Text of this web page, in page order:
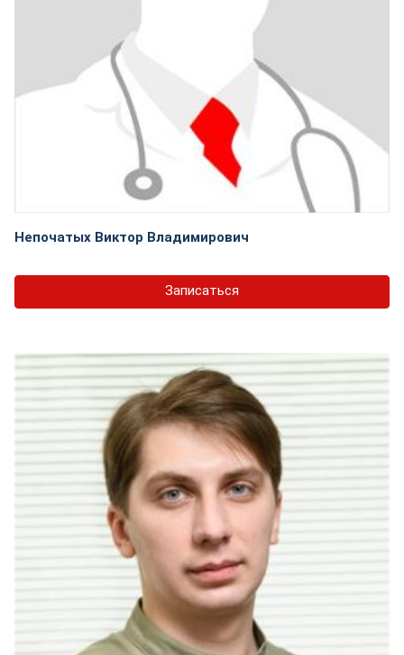
Непочатых Виктор Владимирович
Записаться